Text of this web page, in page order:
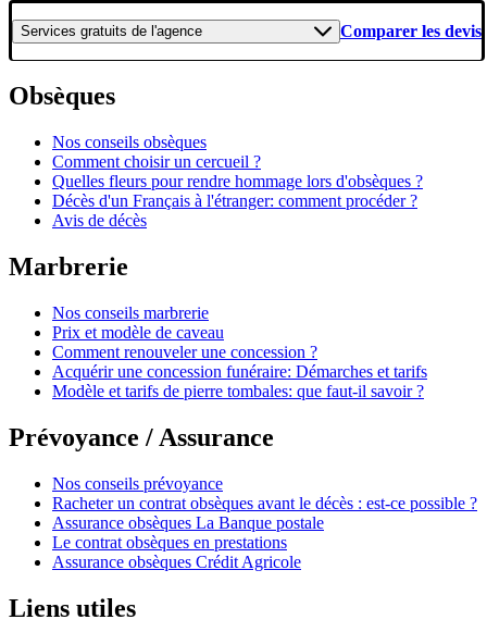
Services gratuits de l'agence Comparer les devis
Obsèques
Nos conseils obsèques
Comment choisir un cercueil ?
Quelles fleurs pour rendre hommage lors d'obsèques ?
Décès d'un Français à l'étranger: comment procéder ?
Avis de décès
Marbrerie
Nos conseils marbrerie
Prix et modèle de caveau
Comment renouveler une concession ?
Acquérir une concession funéraire: Démarches et tarifs
Modèle et tarifs de pierre tombales: que faut-il savoir ?
Prévoyance / Assurance
Nos conseils prévoyance
Racheter un contrat obsèques avant le décès : est-ce possible ?
Assurance obsèques La Banque postale
Le contrat obsèques en prestations
Assurance obsèques Crédit Agricole
Liens utiles